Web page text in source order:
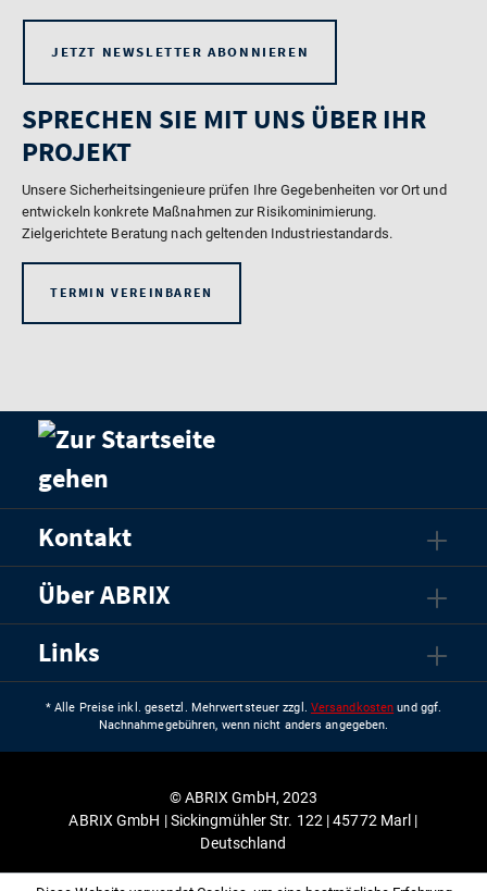
JETZT NEWSLETTER ABONNIEREN
SPRECHEN SIE MIT UNS ÜBER IHR
PROJEKT
Unsere Sicherheitsingenieure prüfen Ihre Gegebenheiten vor Ort und
entwickeln konkrete Maßnahmen zur Risikominimierung.
Zielgerichtete Beratung nach geltenden Industriestandards.
TERMIN VEREINBAREN
Kontakt
Über ABRIX
Links
* Alle Preise inkl. gesetzl. Mehrwertsteuer zzgl. Versandkosten und ggf.
Nachnahmegebühren, wenn nicht anders angegeben.
© ABRIX GmbH, 2023
ABRIX GmbH | Sickingmühler Str. 122 | 45772 Marl |
Deutschland